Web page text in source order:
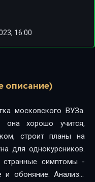
16:00
описание)
московского ВУЗа.
хорошо учится,
строит планы на
для однокурсников.
симптомы -
и обоняние. Анализы